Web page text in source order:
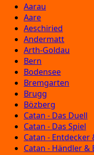
Aarau
Aare
Aeschiried
Andermatt
Arth-Goldau
Bern
Bodensee
Bremgarten
Brugg
Bözberg
Catan - Das Duell
Catan - Das Spiel
Catan - Entdecker
Catan - Händler &